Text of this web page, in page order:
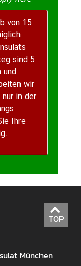
von 15
sind 5
und
wir
in der
Ihre
TOP
München